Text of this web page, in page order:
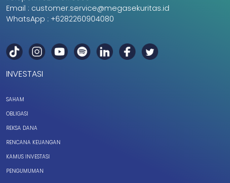
Email : customer.service@megasekuritas.id
WhatsApp : +6282260904080
INVESTASI
SAHAM
OBLIGASI
REKSA DANA
RENCANA KEUANGAN
KAMUS INVESTASI
PENGUMUMAN